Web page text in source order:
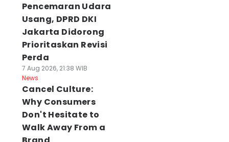
Pencemaran Udara
Usang, DPRD DKI
Jakarta Didorong
Prioritaskan Revisi
Perda
7 Aug 2026, 21:38 WIB
News
Cancel Culture:
Why Consumers
Don't Hesitate to
Walk Away From a